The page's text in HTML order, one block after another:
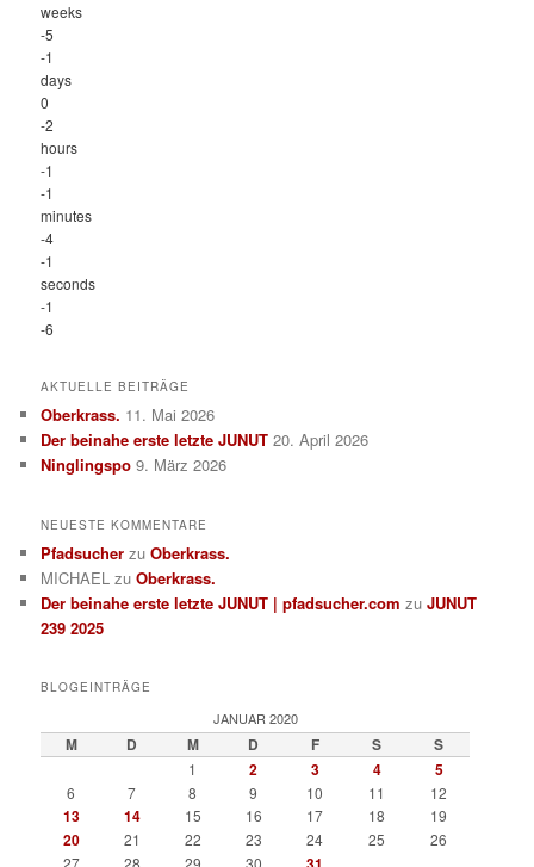
weeks
-5
-1
days
0
-2
hours
-1
-1
minutes
-4
-1
seconds
-1
-6
AKTUELLE BEITRÄGE
Oberkrass. 11. Mai 2026
Der beinahe erste letzte JUNUT 20. April 2026
Ninglingspo 9. März 2026
NEUESTE KOMMENTARE
Pfadsucher zuOberkrass.
MICHAEL zuOberkrass.
Der beinahe erste letzte JUNUT | pfadsucher.com zuJUNUT
239 2025
BLOGEINTRÄGE
JANUAR 2020
M D M D F S S
1 2 3 4 5
6 7 8 9 10 11 12
13 14 15 16 17 18 19
20 21 22 23 24 25
26